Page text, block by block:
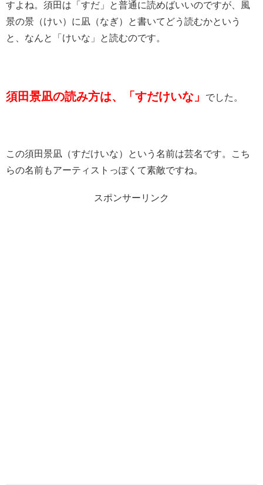
すよね。須田は「すだ」と普通に読めばいいのですが、風
景の景（けい）に凪（なぎ）と書いてどう読むかという
と、なんと「けいな」と読むのです。
須田景凪の読み方は、「すだけいな」 でした。
この須田景凪（すだけいな）という名前は芸名です。こち
らの名前もアーティストっぽくて素敵ですね。
スポンサーリンク